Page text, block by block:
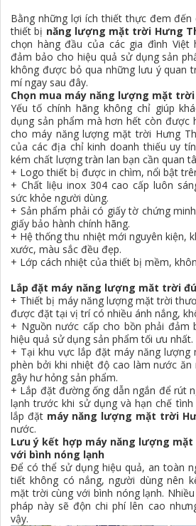
Bằng những lợi ích thiết thực đem
thiết bị năng lượng mặt trời Hưng
chọn hàng đầu của các gia đình Việt
đảm bảo cho hiệu quả sử dụng sản
không được bỏ qua những lưu ý quan
mí ngay sau đây.
Chọn mua máy năng lượng mặt
Yếu tố chính hãng không chỉ giúp
dụng sản phẩm mà hơn hết còn được
cho máy năng lượng mặt trời Hưng
của các địa chỉ kinh doanh thiếu uy
kém chất lượng tràn lan bạn cần quan
+ Logo thiết bị được in chìm, nổi bật
+ Chất liệu inox 304 cao cấp luôn
sức khỏe người dùng.
+ Sản phẩm phải có giấy tờ chứng
giấy bảo hành chính hãng.
+ Hệ thống thu nhiệt mới nguyên kiện,
xước, màu sắc đều đẹp.
+ Lớp cách nhiệt của thiết bị mềm,
Lắp đặt máy năng lượng măt trời
+ Thiết bị máy năng lượng mặt trời
được đặt tại vị trí có nhiều ánh nắng,
+ Nguồn nước cấp cho bồn phải
hiệu quả sử dụng sản phẩm tối ưu nhất.
+ Tại khu vực lắp đặt máy năng
phèn bởi khi nhiệt độ cao làm nước
gây hư hỏng sản phẩm.
+ Lắp đặt đường ống dẫn ngắn để rút
lạnh trước khi sử dụng và hạn chế
lắp đặt máy năng lượng mặt trời
nước.
Lưu ý kết hợp máy năng lượng
với bình nóng lạnh
Để có thể sử dụng hiệu quả, an toàn
tiết không có nắng, người dùng nên
mặt trời cùng với bình nóng lạnh.
pháp này sẽ độn chi phí lên cao
vậy.